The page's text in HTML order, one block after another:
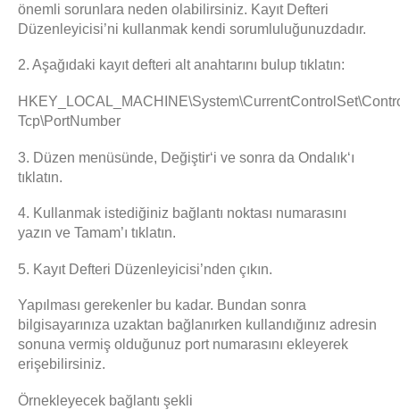
önemli sorunlara neden olabilirsiniz. Kayıt Defteri
Düzenleyicisi’ni kullanmak kendi sorumluluğunuzdadır.
2. Aşağıdaki kayıt defteri alt anahtarını bulup tıklatın:
Tcp\PortNumber
3. Düzen menüsünde, Değiştir‘i ve sonra da Ondalık‘ı
tıklatın.
4. Kullanmak istediğiniz bağlantı noktası numarasını
yazın ve Tamam’ı tıklatın.
5. Kayıt Defteri Düzenleyicisi’nden çıkın.
Yapılması gerekenler bu kadar. Bundan sonra
bilgisayarınıza uzaktan bağlanırken kullandığınız adresin
sonuna vermiş olduğunuz port numarasını ekleyerek
erişebilirsiniz.
Örnekleyecek bağlantı şekli